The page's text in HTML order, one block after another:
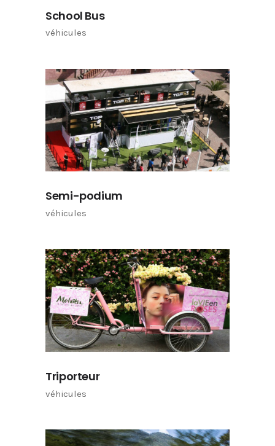
School Bus
véhicules
Semi-podium
véhicules
Triporteur
véhicules